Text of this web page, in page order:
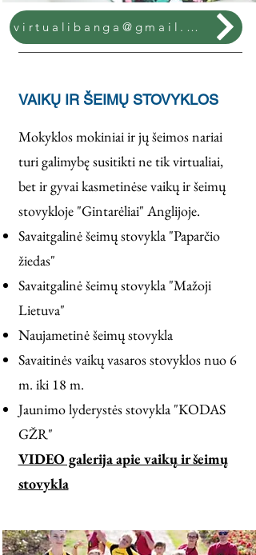
virtualibanga@gmail.com
VAIKŲ IR ŠEIMŲ STOVYKLOS
Mokyklos mokiniai ir jų šeimos nariai
turi galimybę susitikti ne tik virtualiai,
bet ir gyvai kasmetinėse vaikų ir šeimų
stovykloje "Gintarėliai" Anglijoje.
Savaitgalinė šeimų stovykla "Paparčio
žiedas"
Savaitgalinė šeimų stovykla "Mažoji
Lietuva"
Naujametinė šeimų stovykla
Savaitinės vaikų vasaros stovyklos nuo 6
m. iki 18 m.
Jaunimo lyderystės stovykla "KODAS
GŽR"
VIDEO galerija apie vaikų ir šeimų
stovykla